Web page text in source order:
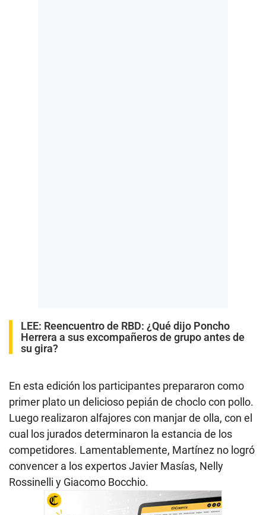
LEE: Reencuentro de RBD: ¿Qué dijo Poncho
Herrera a sus excompañeros de grupo antes de
su gira?
En esta edición los participantes prepararon como
primer plato un delicioso pepián de choclo con pollo.
Luego realizaron alfajores con manjar de olla, con el
cual los jurados determinaron la estancia de los
competidores. Lamentablemente, Martínez no logró
convencer a los expertos Javier Masías, Nelly
Rossinelli y Giacomo Bocchio.